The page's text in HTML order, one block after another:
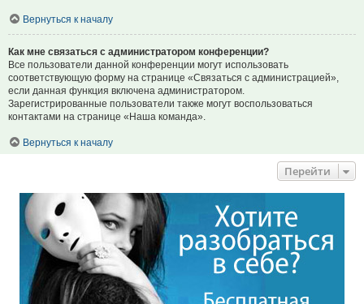
Вернуться к началу
Как мне связаться с администратором конференции?
Все пользователи данной конференции могут использовать
соответствующую форму на странице «Связаться с администрацией»,
если данная функция включена администратором.
Зарегистрированные пользователи также могут воспользоваться
контактами на странице «Наша команда».
Вернуться к началу
Перейти